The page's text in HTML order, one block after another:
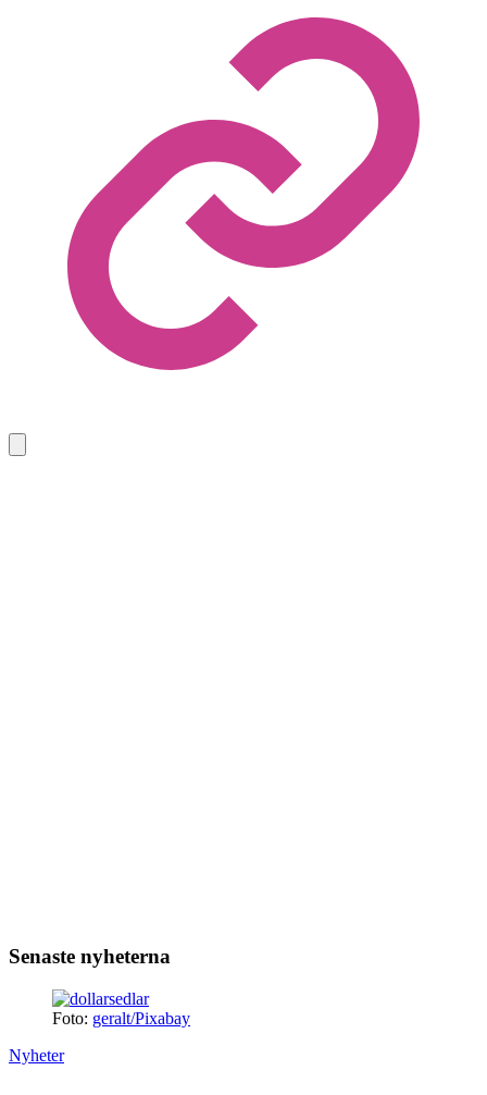
Senaste nyheterna
Foto: geralt/Pixabay
Nyheter